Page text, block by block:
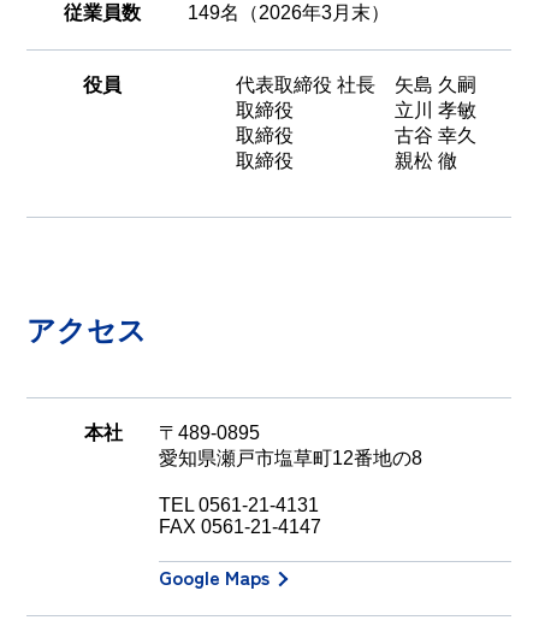
従業員数 149名（2026年3月末）
役員
代表取締役 社長 矢島 久嗣
取締役 立川 孝敏
取締役 古谷 幸久
取締役 親松 徹
アクセス
本社
〒489-0895
愛知県瀬戸市塩草町12番地の8
TEL0561-21-4131
FAX 0561-21-4147
Google Maps